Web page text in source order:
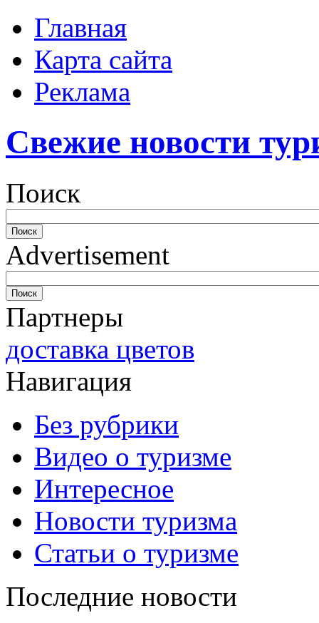
Главная
Карта сайта
Реклама
Свежие новости
Поиск
Advertisement
Партнеры
доставка цветов
Навигация
Без рубрики
Видео о туризме
Интересное
Новости туризма
Статьи о туризме
Последние новости